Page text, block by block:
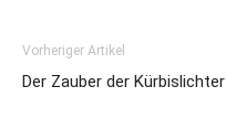
Vorheriger Artikel
Der Zauber der Kürbislichter